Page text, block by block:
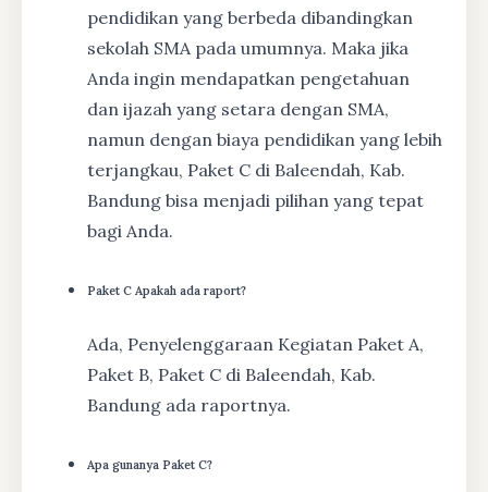
pendidikan yang berbeda dibandingkan
sekolah SMA pada umumnya. Maka jika
Anda ingin mendapatkan pengetahuan
dan ijazah yang setara dengan SMA,
namun dengan biaya pendidikan yang lebih
terjangkau, Paket C di Baleendah, Kab.
Bandung bisa menjadi pilihan yang tepat
bagi Anda.
Paket C Apakah ada raport?
Ada, Penyelenggaraan Kegiatan Paket A,
Paket B, Paket C di Baleendah, Kab.
Bandung ada raportnya.
Apa gunanya Paket C?